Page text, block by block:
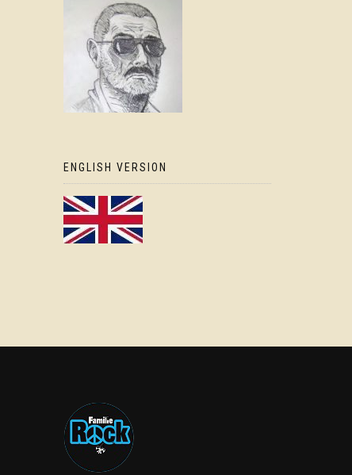
ENGLISH VERSION